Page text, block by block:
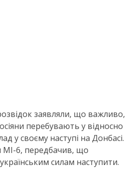
заявляли, що важливо,
перебувають у відносно
у своєму наступі на Донбасі.
МІ-6, передбачив, що
силам наступити.